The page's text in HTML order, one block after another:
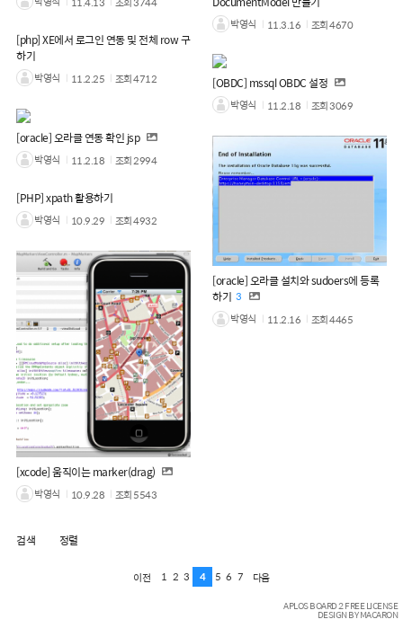
박영식 11.3.16 조회4670
[php] XE에서 로그인 연동 및 전체 row 구
하기
박영식 11.2.25 조회4712 [OBDC] mssql OBDC 설정
박영식 11.2.18 조회3069
[oracle] 오라클 연동 확인 jsp
박영식 11.2.18 조회2994
[oracle] 오라클 설치와 sudoers에 등록
하기 3
박영식
11.2.16 조회4465
[PHP] xpath 활용하기
박영식 10.9.29 조회4932
[xcode] 움직이는 marker(drag)
박영식 10.9.28 조회5543
검색 정렬
이전 1 2 3 4 5 6 7 다음
APLOS BOARD 2 FREE LICENSE
DESIGN BY MACARON